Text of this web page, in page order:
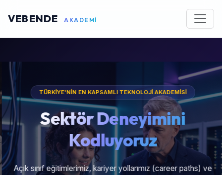
VEBENDE AKADEMİ
TÜRKİYE'NİN EN KAPSAMLI TEKNOLOJİ AKADEMİSİ
Sektör Deneyimini
Kodluyoruz
Açık sınıf eğitimlerimiz, kariyer yollarımız (career paths) ve